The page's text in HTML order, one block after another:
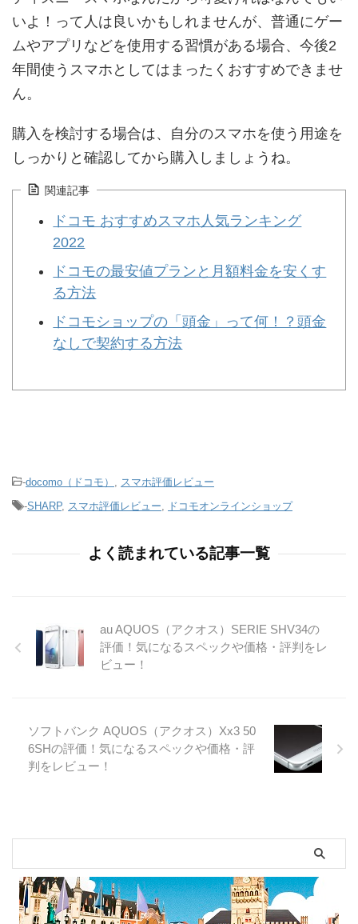
いよ！って人は良いかもしれませんが、普通にゲー
ムやアプリなどを使用する習慣がある場合、今後2
年間使うスマホとしてはまったくおすすめできませ
ん。
購入を検討する場合は、自分のスマホを使う用途を
しっかりと確認してから購入しましょうね。
関連記事
ドコモ おすすめスマホ人気ランキング
2022
ドコモの最安値プランと月額料金を安くす
る方法
ドコモショップの「頭金」って何！？頭金
なしで契約する方法
-docomo（ドコモ） , スマホ評価レビュー
-SHARP, スマホ評価レビュー, ドコモオンラインショップ
よく読まれている記事一覧
au AQUOS（アクオス）SERIE SHV34の
評価！気になるスペックや価格・評判をレ
ビュー！
ソフトバンク AQUOS（アクオス）Xx3 50
6SHの評価！気になるスペックや価格・評
判をレビュー！